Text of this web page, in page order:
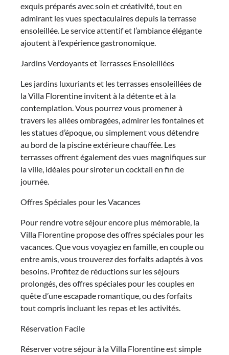
exquis préparés avec soin et créativité, tout en
admirant les vues spectaculaires depuis la terrasse
ensoleillée. Le service attentif et l’ambiance élégante
ajoutent à l’expérience gastronomique.
Jardins Verdoyants et Terrasses Ensoleillées
Les jardins luxuriants et les terrasses ensoleillées de
la Villa Florentine invitent à la détente et à la
contemplation. Vous pourrez vous promener à
travers les allées ombragées, admirer les fontaines et
les statues d’époque, ou simplement vous détendre
au bord de la piscine extérieure chauffée. Les
terrasses offrent également des vues magnifiques sur
la ville, idéales pour siroter un cocktail en fin de
journée.
Offres Spéciales pour les Vacances
Pour rendre votre séjour encore plus mémorable, la
Villa Florentine propose des offres spéciales pour les
vacances. Que vous voyagiez en famille, en couple ou
entre amis, vous trouverez des forfaits adaptés à vos
besoins. Profitez de réductions sur les séjours
prolongés, des offres spéciales pour les couples en
quête d’une escapade romantique, ou des forfaits
tout compris incluant les repas et les activités.
Réservation Facile
Réserver votre séjour à la Villa Florentine est simple